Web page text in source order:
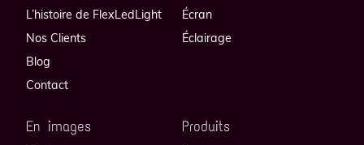
L’histoire de FlexLedLight
Nos Clients
Blog
Contact
Écran
Éclairage
En images Produits